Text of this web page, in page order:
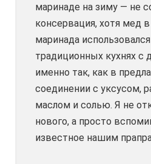
маринаде на зиму — не
консервация, хотя мед
маринада
традиционных кухнях с
именно так, как в
соединении с уксусом,
маслом и солью. Я не
нового, а просто
известное нашим